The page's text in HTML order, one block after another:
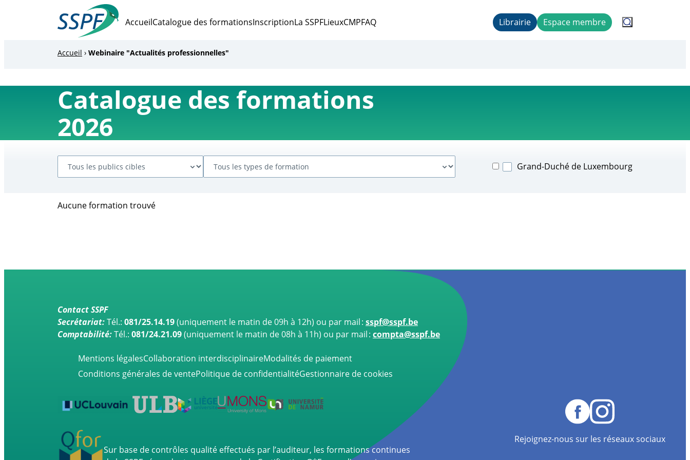
AccueilCatalogue des formationsInscriptionLa SSPFLieuxCMPFAQ Librairie Espace membre
Accueil › Webinaire "Actualités professionnelles"
Catalogue des formations
2026
Grand-Duché de Luxembourg
Aucune formation trouvé
Contact SSPF
Secrétariat:Tél.: 081/25.14.19(uniquement le matin de 09h à 12h) ou par mail : sspf@sspf.be
Comptabilité:Tél.: 081/24.21.09(uniquement le matin de 08h à 11h) ou par mail : compta@sspf.be
Mentions légalesCollaboration interdisciplinaireModalités de paiement
Conditions générales de ventePolitique de confidentialitéGestionnaire de cookies
Rejoignez-nous sur les réseaux sociaux
Sur base de contrôles qualité effectués par l’auditeur, les formations continues